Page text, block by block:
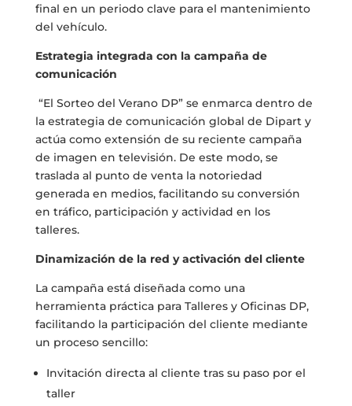
final en un periodo clave para el mantenimiento
del vehículo.
Estrategia integrada con la campaña de
comunicación
“El Sorteo del Verano DP” se enmarca dentro de
la estrategia de comunicación global de Dipart y
actúa como extensión de su reciente campaña
de imagen en televisión. De este modo, se
traslada al punto de venta la notoriedad
generada en medios, facilitando su conversión
en tráfico, participación y actividad en los
talleres.
Dinamización de la red y activación del cliente
La campaña está diseñada como una
herramienta práctica para Talleres y Oficinas DP,
facilitando la participación del cliente mediante
un proceso sencillo:
Invitación directa al cliente tras su paso por el
taller